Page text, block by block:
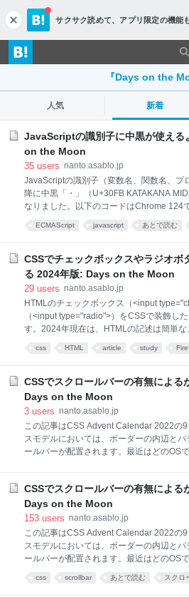
c
l
o
s
サクサク読めて、 アプリ限定の機能
『Days on the
人気 新着
JavaScriptの識別子に中黒が使える
on the Moon
35 users nanto.asablo.jp
JavaScriptの識別子（変数名、関数名、プ
降に中黒「・」（U+30FB KATAKANA
なりました。以下のコードはChrome 124
が、Chrome 125では問題なく実行できま
2016; JavaScriptの識別子 中黒が使えるよ
ったのはUnicodeの仕様のほうです。
おいてOther_ID_Continueプロパティ（を
追加されました。 そもそもJavaScriptの識
月）では
ECMAScript javascript あとで読む
CSSでチェックボックスやラジオボ
る 2024年版: Days on the Moon
29 users nanto.asablo.jp
HTMLのチェックボックス（<input
（<input type="radio">）をCSSで装飾し
す。2024年現在は、HTMLの記述は簡単
飾も実現できるようになっています。 結
パティを使う手法 外枠の配置 未チェック
景グラデーション 画像やテキスト ブラウ
たスタイルの指定 参考文献 結論 単に色調
合は、accent-colorプロパティを使います
css HTML article study
CSSでスクロールバーの有無による
Days on the Moon
3 users nanto.asablo.jp
この記事はCSS Advent Calendar 2022の
スモデルにおいては、ボーダーの内辺と
ールバーが配置されます。最近はどのOS
うになっています。一方、クラシックスク
が常に表示されるようなもの）が使われる
素において内容がはみ出すときとはみ出さ
てきます。 クラシックスクロールバーが
定に保ちたいという場合は、scrollbar-
scrollbar-gutter: stableを指定すれば、ス
CSSでスクロールバーの有無による
Days on the Moon
153 users nanto.asablo.jp
この記事はCSS Advent Calendar 2022の
スモデルにおいては、ボーダーの内辺と
ールバーが配置されます。最近はどのOS
ー（スクロールバーが内容の前面に覆い
なり、スクロールバーが存在してもしな
css scrollbar あとで読む スクロ